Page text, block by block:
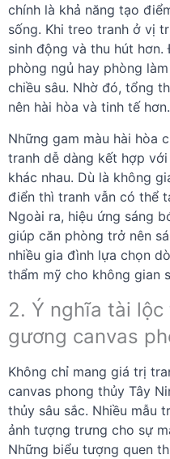
chính là khả năng tạo
sống. Khi treo tranh ở vị
sinh động và thu hút
phòng ngủ hay phòng
chiều sâu. Nhờ đó, tổng
nên hài hòa và tinh tế hơn.
Những gam màu hài hòa
tranh dễ dàng kết hợp
khác nhau. Dù là không
điển thì tranh vẫn có thể
Ngoài ra, hiệu ứng sáng
giúp căn phòng trở nên
nhiều gia đình lựa chọn
thẩm mỹ cho không gian
2. Ý nghĩa tài
gương canvas
Không chỉ mang giá trị
canvas phong thủy Tây
thủy sâu sắc. Nhiều mẫu
ảnh tượng trưng cho sự
Những biểu tượng quen